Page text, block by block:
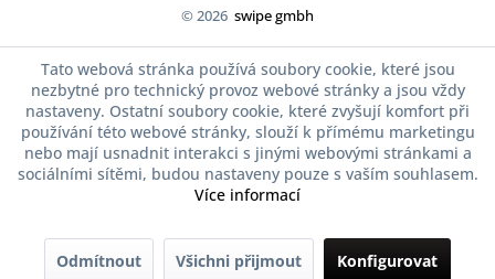
© 2026 swipe gmbh
Tato webová stránka používá soubory cookie, které jsou
nezbytné pro technický provoz webové stránky a jsou vždy
nastaveny. Ostatní soubory cookie, které zvyšují komfort při
používání této webové stránky, slouží k přímému marketingu
nebo mají usnadnit interakci s jinými webovými stránkami a
sociálními sítěmi, budou nastaveny pouze s vaším souhlasem.
Více informací
Odmítnout Všichni přijmout Konfigurovat